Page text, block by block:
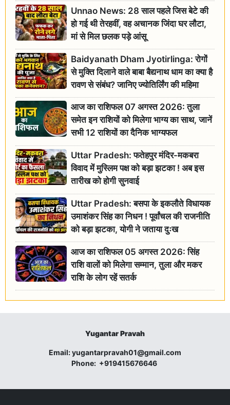
Unnao News: 28 साल पहले जिस बेटे की
हो गई थी तेरहवीं, वह अचानक जिंदा घर लौटा,
मां से मिल छलक पड़े आंसू
Baidyanath Dham Jyotirlinga: रोगों
से मुक्ति दिलाने वाले बाबा बैद्यनाथ धाम का क्या है
रावण से संबंध? जानिए ज्योतिर्लिंग की महिमा
आज का राशिफल 07 अगस्त 2026: तुला
समेत इन राशियों को मिलेगा भाग्य का साथ, जानें
सभी 12 राशियों का दैनिक भाग्यफल
Uttar Pradesh: फतेहपुर मंदिर-मकबरा
विवाद में मुस्लिम पक्ष को बड़ा झटका ! अब इस
तारीख को होगी सुनवाई
Uttar Pradesh: बसपा के इकलौते विधायक
उमाशंकर सिंह का निधन ! पूर्वांचल की राजनीति
को बड़ा झटका, योगी ने जताया दुःख
आज का राशिफल 05 अगस्त 2026: सिंह
राशि वालों को मिलेगा सम्मान, तुला और मकर
राशि के लोग रहें सतर्क
Yugantar Pravah
Email:yugantarpravah01@gmail.com
Phone: +919415676646